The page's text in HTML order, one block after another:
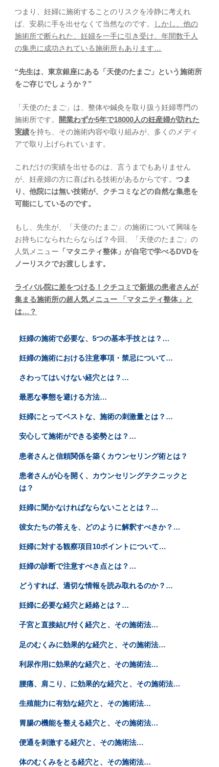
つまり、妊婦に施術することのリスクを冷静に考えれ
ば、安易に手を出せなくて当然なのです。
しかし、他の
施術所で断られた、妊婦を一手に引き受け、年間数千人
の集患に成功されている施術所もあります…
“先生は、東京銀座にある「天使のたまご」という施術所
をご存じでしょうか？”
「天使のたまご」は、整体や鍼灸を取り扱う妊婦専門の
施術所です。 開業わずか5年で18000人の妊産婦が訪れた
実績を持ち、その施術内容や取り組みが、多くのメディ
アで取り上げられています。
これだけの実績を出せるのは、言うまでもありません
が、妊産婦の方に喜ばれる技術があるからです。つま
り、他院には無い技術が、クチコミなどの自然な集患を
可能にしているのです。
もし、先生が、「天使のたまご」の施術について興味を
お持ちになられたらならば？今回、「天使のたまご」の
人気メニュー 「マタニティ整体」が自宅で学べるDVDを
ノーリスクでお渡しします。
ライバル院に差をつける！クチコミで新規の患者さんが
集まる施術所の超人気メニュー 「マタニティ整体」と
は…？
妊婦の施術で必要な、5つの基本手技とは？…
妊婦の施術における注意事項・禁忌について…
さわってはいけない経穴とは？…
最悪な事態を避ける方法…
妊婦にとってベストな、施術の刺激量とは？…
安心して施術ができる姿勢とは？…
患者さんと信頼関係を築くカウンセリング術とは？
患者さんが心を開く、カウンセリングテクニックと
は？
妊婦に聞かなければならないこととは？…
彼女たちの答えを、どのように解釈すべきか？…
妊婦に対する観察項目10ポイントについて…
妊婦の診断で注意すべき点とは？…
どうすれば、適切な情報を読み取れるのか？…
妊婦に必要な経穴と経絡とは？…
子宮と直接結び付く経穴と、その施術法…
足のむくみに効果的な経穴と、その施術法…
利尿作用に効果的な経穴と、その施術法…
腰痛、肩こり、に効果的な経穴と、その施術法…
生殖能力に有効な経穴と、その施術法…
胃腸の機能を整える経穴と、その施術法…
便通を刺激する経穴と、その施術法…
体のむくみをとる経穴と、その施術法…